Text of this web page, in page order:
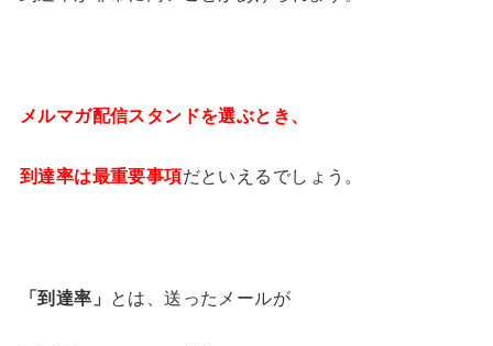
メルマガ配信スタンドを選ぶとき、
到達率は最重要事項だといえるでしょう。
「到達率」 とは、送ったメールが